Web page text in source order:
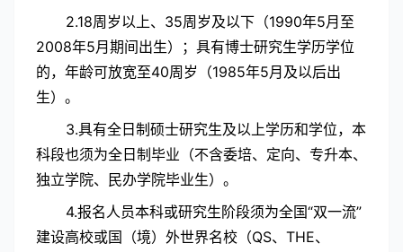
2.18周岁以上、35周岁及以下（1990年5月至
2008年5月期间出生）；具有博士研究生学历学位
的，年龄可放宽至40周岁（1985年5月及以后出
生）。
3.具有全日制硕士研究生及以上学历和学位，本
科段也须为全日制毕业（不含委培、定向、专升本、
独立学院、民办学院毕业生）。
4.报名人员本科或研究生阶段须为全国“双一流”
建设高校或国（境）外世界名校（QS、THE、